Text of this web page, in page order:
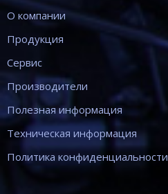
О компании
Продукция
Сервис
Производители
Полезная информация
Техническая информация
Политика конфиденциальности